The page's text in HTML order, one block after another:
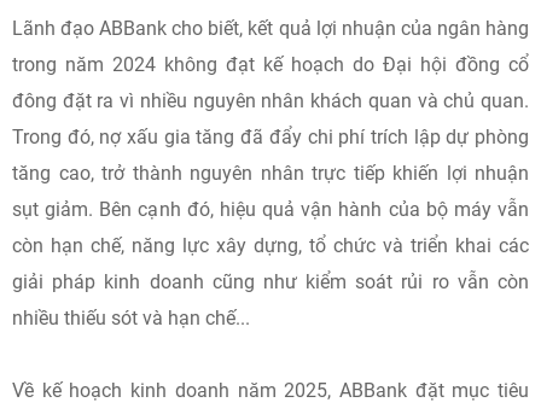
Lãnh đạo ABBank cho biết, kết quả lợi nhuận của ngân hàng
trong năm 2024 không đạt kế hoạch do Đại hội đồng cổ
đông đặt ra vì nhiều nguyên nhân khách quan và chủ quan.
Trong đó, nợ xấu gia tăng đã đẩy chi phí trích lập dự phòng
tăng cao, trở thành nguyên nhân trực tiếp khiến lợi nhuận
sụt giảm. Bên cạnh đó, hiệu quả vận hành của bộ máy vẫn
còn hạn chế, năng lực xây dựng, tổ chức và triển khai các
giải pháp kinh doanh cũng như kiểm soát rủi ro vẫn còn
nhiều thiếu sót và hạn chế...
Về kế hoạch kinh doanh năm 2025, ABBank đặt mục tiêu